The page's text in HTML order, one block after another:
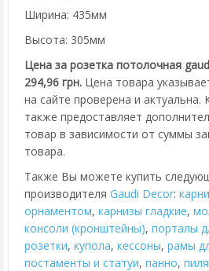
Ширина: 435мм
Высота: 305мм
Цена за розетка потолочная
294,96 грн. Цена товара
на сайте проверена и
также предоставляет
товар в зависимости от суммы
товара.
Также Вы можете купить
производителя Gaudi Decor:
орнаментом, карнизы гладкие,
консоли (кронштейны), порталы
розетки, купола, кессоны, рамы
постаменты и статуи, панно,